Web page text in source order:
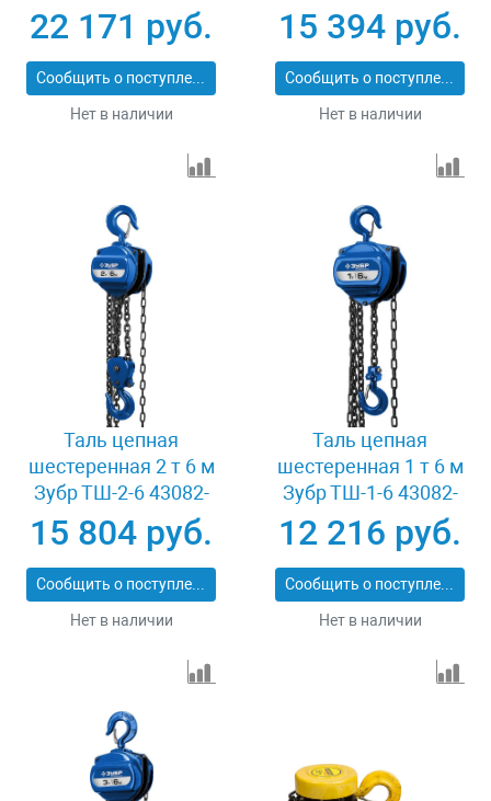
22 171 руб.
Сообщить о поступлении
Нет в наличии
15 394 руб.
Сообщить о поступлении
Нет в наличии
Таль цепная
шестеренная 2 т 6 м
Зубр ТШ-2-6 43082-
2_z01
15 804 руб.
Сообщить о поступлении
Нет в наличии
Таль цепная
шестеренная 1 т 6 м
Зубр ТШ-1-6 43082-
1_z01
12 216 руб.
Сообщить о поступлении
Нет в наличии